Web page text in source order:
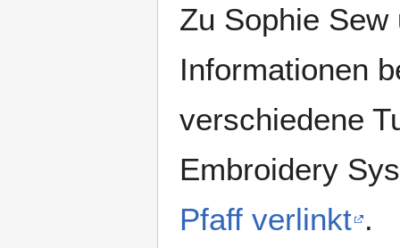
Zu Sophie
Informationen
verschiedene
Embroidery
Pfaff verlinkt .